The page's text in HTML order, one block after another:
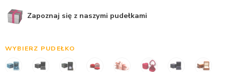
Zapoznaj się z naszymi pudełkami
WYBIERZ PUDEŁKO